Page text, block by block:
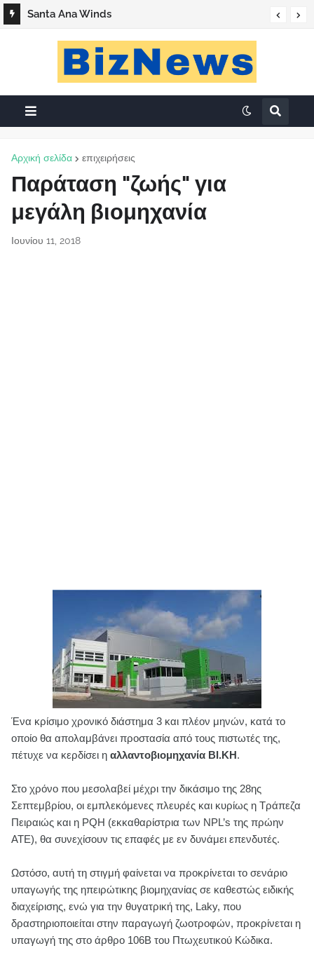
Santa Ana Winds
Αρχική σελίδα επιχειρήσεις
Παράταση "ζωής" για
μεγάλη βιομηχανία
Ιουνίου 11, 2018
Ένα κρίσιμο χρονικό διάστημα 3 και πλέον μηνών, κατά το
οποίο θα απολαμβάνει προστασία από τους πιστωτές της,
πέτυχε να κερδίσει η αλλαντοβιομηχανία ΒΙ.ΚΗ.
Στο χρόνο που μεσολαβεί μέχρι την δικάσιμο της 28ης
Σεπτεμβρίου, οι εμπλεκόμενες πλευρές και κυρίως η Τράπεζα
Πειραιώς και η PQH (εκκαθαρίστρια των NPL’s της πρώην
ΑΤΕ), θα συνεχίσουν τις επαφές με εν δυνάμει επενδυτές.
Ωστόσο, αυτή τη στιγμή φαίνεται να προκρίνεται το σενάριο
υπαγωγής της ηπειρώτικης βιομηχανίας σε καθεστώς ειδικής
διαχείρισης, ενώ για την θυγατρική της, Laky, που
δραστηριοποιείται στην παραγωγή ζωοτροφών, προκρίνεται η
υπαγωγή της στο άρθρο 106Β του Πτωχευτικού Κώδικα.